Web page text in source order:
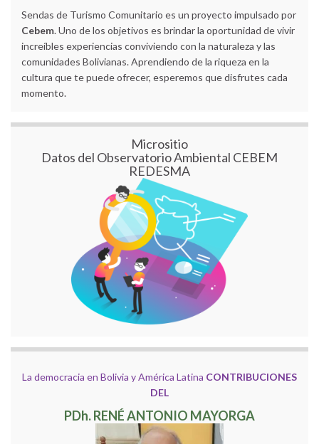
Sendas de Turismo Comunitario es un proyecto impulsado por
Cebem. Uno de los objetivos es brindar la oportunidad de vivir
increíbles experiencias conviviendo con la naturaleza y las
comunidades Bolivianas. Aprendiendo de la riqueza en la
cultura que te puede ofrecer, esperemos que disfrutes cada
momento.
Micrositio
Datos del Observatorio Ambiental CEBEM
REDESMA
La democracia en Bolivia y América Latina CONTRIBUCIONES
DEL
PDh. RENÉ ANTONIO MAYORGA